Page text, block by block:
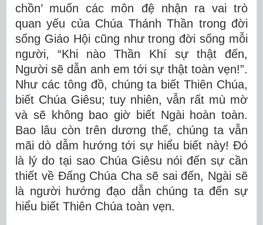
chồn’ muốn các môn đệ nhận ra vai trò
quan yếu của Chúa Thánh Thần trong đời
sống Giáo Hội cũng như trong đời sống mỗi
người, “Khi nào Thần Khí sự thật đến,
Người sẽ dẫn anh em tới sự thật toàn vẹn!”.
Như các tông đồ, chúng ta biết Thiên Chúa,
biết Chúa Giêsu; tuy nhiên, vẫn rất mù mờ
và sẽ không bao giờ biết Ngài hoàn toàn.
Bao lâu còn trên dương thế, chúng ta vẫn
mãi dò dẫm hướng tới sự hiểu biết này! Đó
là lý do tại sao Chúa Giêsu nói đến sự cần
thiết về Đấng Chúa Cha sẽ sai đến, Ngài sẽ
là người hướng đạo dẫn chúng ta đến sự
hiểu biết Thiên Chúa toàn vẹn.